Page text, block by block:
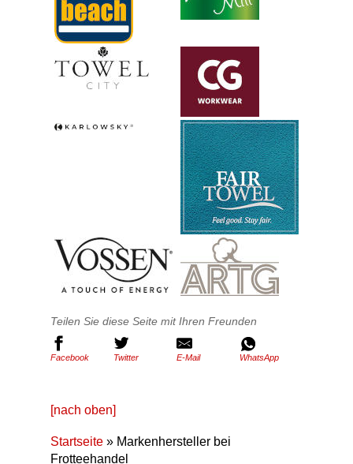
Teilen Sie diese Seite mit Ihren Freunden
Facebook Twitter E-Mail WhatsApp
[nach oben]
Startseite » Markenhersteller bei
Frotteehandel